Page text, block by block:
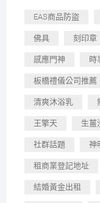
EAS商品防盜
佛具 刻印章
感應門神 時
板橋禮儀公司推薦
清爽沐浴乳
王擎天 生薑
社群話題 神
租商業登記地址
結婚黃金出租